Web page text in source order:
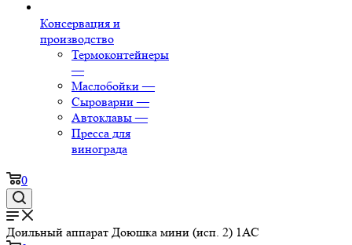
Консервация и
производство
Термоконтейнеры
—
Маслобойки —
Сыроварни —
Автоклавы —
Пресса для
винограда
0
Доильный аппарат Доюшка мини (исп. 2) 1АС